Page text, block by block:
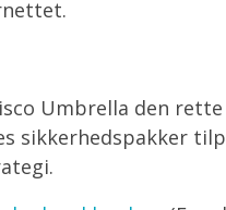
Umbrella den rette
sikkerhedspakker